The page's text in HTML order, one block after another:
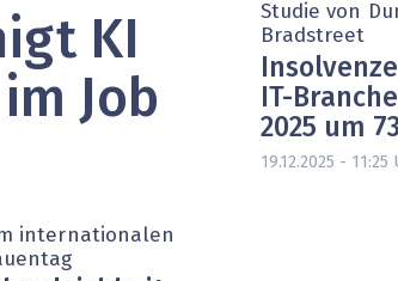
wird digital IT for Health
Artificial Intelligence
Finance 2030
KI
Job
Studie von
Bradstreet
IT-
2025 um
19.12.2025 - 11:25
internationalen